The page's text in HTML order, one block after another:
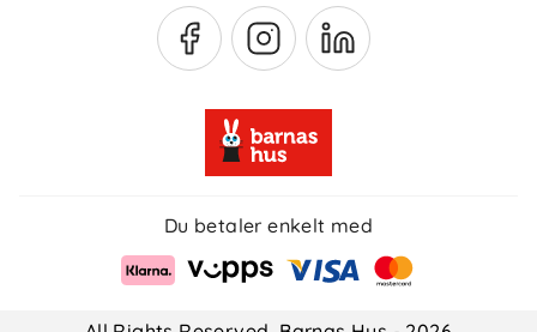
Du betaler enkelt med